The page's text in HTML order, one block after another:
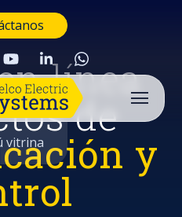
vitrina
línea
de
y